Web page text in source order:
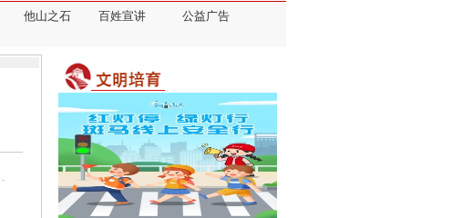
他山之石 百姓宣讲 公益广告